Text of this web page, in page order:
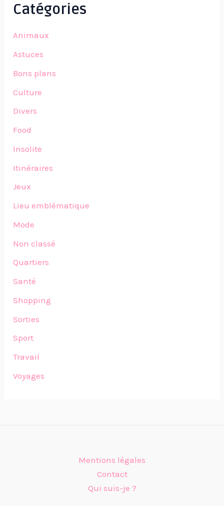
Catégories
Animaux
Astuces
Bons plans
Culture
Divers
Food
Insolite
Itinéraires
Jeux
Lieu emblématique
Mode
Non classé
Quartiers
Santé
Shopping
Sorties
Sport
Travail
Voyages
Mentions légales
Contact
Qui suis-je ?